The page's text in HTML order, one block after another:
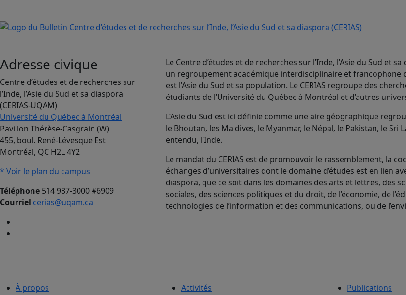
Adresse civique
Centre d’études et de recherches sur
l’Inde, l’Asie du Sud et sa diaspora
(CERIAS-UQAM)
Université du Québec à Montréal
Pavillon Thérèse-Casgrain (W)
455, boul. René-Lévesque Est
Montréal, QC H2L 4Y2
* Voir le plan du campus
Téléphone 514 987-3000 #6909
Courriel cerias@uqam.ca
Le Centre d’études et de recherches sur l’Inde, l’Asie du Sud et sa
un regroupement académique interdisciplinaire et francophone
est l’Asie du Sud et sa population. Le CERIAS regroupe des
étudiants de l’Université du Québec à Montréal et d’autres
L’Asie du Sud est ici définie comme une aire géographique
le Bhoutan, les Maldives, le Myanmar, le Népal, le Pakistan, le Sri
entendu, l’Inde.
Le mandat du CERIAS est de promouvoir le rassemblement, la
échanges d’universitaires dont le domaine d’études est en lien
diaspora, que ce soit dans les domaines des arts et lettres, des
sociales, des sciences politiques et du droit, de l’économie, de
technologies de l’information et des communications, ou de
À propos
Activités
Publications